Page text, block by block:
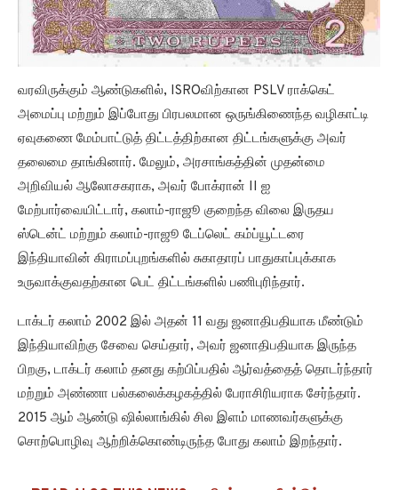
வரவிருக்கும் ஆண்டுகளில், ISROவிற்கான PSLV ராக்கெட்
அமைப்பு மற்றும் இப்போது பிரபலமான ஒருங்கிணைந்த வழிகாட்டி
ஏவுகணை மேம்பாட்டுத் திட்டத்திற்கான திட்டங்களுக்கு அவர்
தலைமை தாங்கினார். மேலும், அரசாங்கத்தின் முதன்மை
அறிவியல் ஆலோசகராக, அவர் போக்ரான் II ஐ
மேற்பார்வையிட்டார், கலாம்-ராஜூ குறைந்த விலை இருதய
ஸ்டென்ட் மற்றும் கலாம்-ராஜூ டேப்லெட் கம்ப்யூட்டரை
இந்தியாவின் கிராமப்புறங்களில் சுகாதாரப் பாதுகாப்புக்காக
உருவாக்குவதற்கான பெட் திட்டங்களில் பணிபுரிந்தார்.
டாக்டர் கலாம் 2002 இல் அதன் 11 வது ஜனாதிபதியாக மீண்டும்
இந்தியாவிற்கு சேவை செய்தார், அவர் ஜனாதிபதியாக இருந்த
பிறகு, டாக்டர் கலாம் தனது கற்பிப்பதில் ஆர்வத்தைத் தொடர்ந்தார்
மற்றும் அண்ணா பல்கலைக்கழகத்தில் பேராசிரியராக சேர்ந்தார்.
2015 ஆம் ஆண்டு ஷில்லாங்கில் சில இளம் மாணவர்களுக்கு
சொற்பொழிவு ஆற்றிக்கொண்டிருந்த போது கலாம் இறந்தார்.